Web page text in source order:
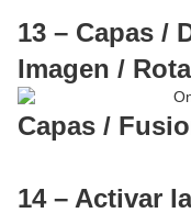
13 – Capas /
Imagen /
Capas /
14 – Activar